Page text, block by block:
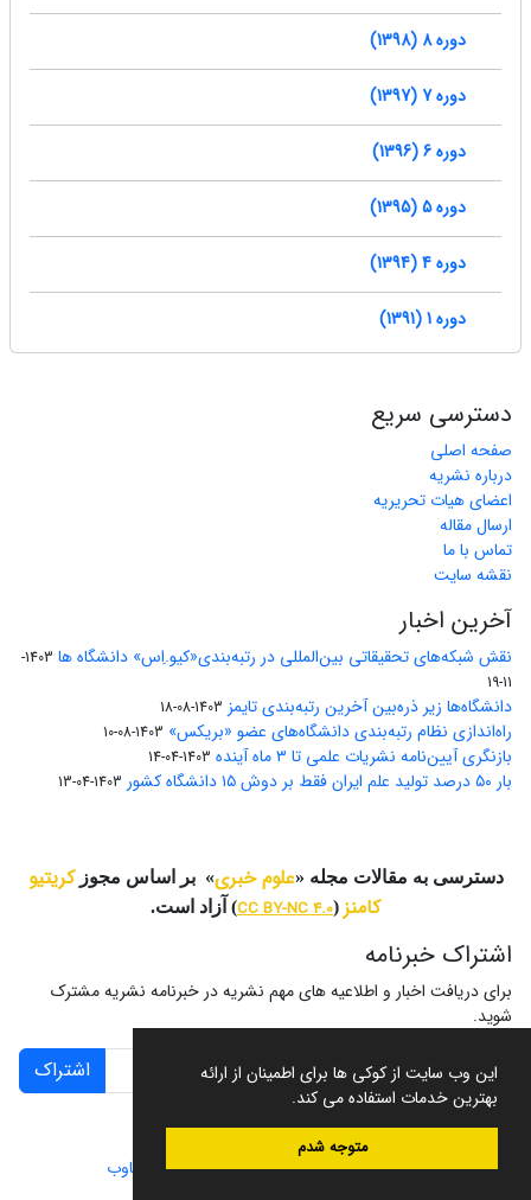
این وب سایت از کوکی ها برای اطمینان از ارائه
بهترین خدمات استفاده می کند.
متوجه شدم
دوره 8 (1398)
دوره 7 (1397)
دوره 6 (1396)
دوره 5 (1395)
دوره 4 (1394)
دوره 1 (1391)
دسترسی سریع
صفحه اصلی
درباره نشریه
اعضای هیات تحریریه
ارسال مقاله
تماس با ما
نقشه سایت
آخرین اخبار
نقش شبکه‌های تحقیقاتی بین‌المللی در رتبه‌بندی«کیو.اِس» دانشگاه ها
1403-
11-19
دانشگاه‌ها زیر ذره‌بین آخرین رتبه‌بندی تایمز 1403-08-18
راه‌اندازی نظام رتبه‌بندی دانشگاه‌‌های عضو «بریکس» 1403-08-10
بازنگری آیین‌نامه نشریات علمی تا ۳ ماه آینده 1403-04-14
بار ۵۰ درصد تولید علم ایران فقط بر دوش ۱۵ دانشگاه کشور 1403-04-13
دسترسی به مقالات مجله «علوم خبری» بر اساس مجوزکریتیو
کامنز (
CC BY-NC 4.0) آزاد است.
اشتراک خبرنامه
برای دریافت اخبار و اطلاعیه های مهم نشریه در خبرنامه نشریه مشترک
شوید.
اشتراک
سامانه مدیریت نشریات علمی.طراحی و پیاده سازی از سیناوب